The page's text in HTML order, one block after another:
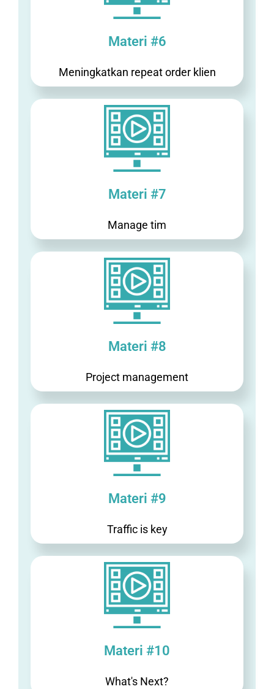
Materi #6
Meningkatkan repeat order klien
Materi #7
Manage tim
Materi #8
Project management
Materi #9
Traffic is key
Materi #10
What's Next?